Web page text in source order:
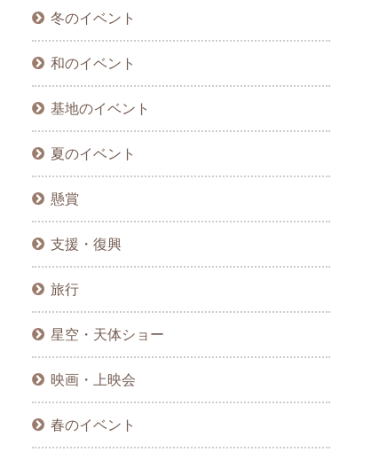
冬のイベント
和のイベント
基地のイベント
夏のイベント
懸賞
支援・復興
旅行
星空・天体ショー
映画・上映会
春のイベント